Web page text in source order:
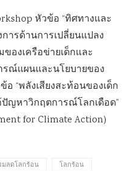
หัวข้อ “ทิศทางและ
ารด้านการเปลี่ยนแปลง
องเครือข่ายเด็กและ
รณ์แผนและนโยบายของ
“พลังเสียงสะท้อนของเด็ก
ญหาวิกฤตการณ์โลกเดือด”
for Climate Action)
มลดโลกร้อน โลกร้อน